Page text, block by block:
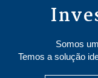
Somos
Temos a solução